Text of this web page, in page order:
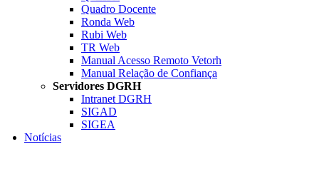
Quadro Docente
Ronda Web
Rubi Web
TR Web
Manual Acesso Remoto Vetorh
Manual Relação de Confiança
Servidores DGRH
Intranet DGRH
SIGAD
SIGEA
Notícias